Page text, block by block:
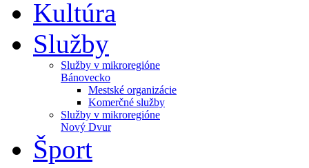
Kultúra
Služby
Služby v mikroregióne
Bánovecko
Mestské organizácie
Komerčné služby
Služby v mikroregióne
Nový Dvur
Šport